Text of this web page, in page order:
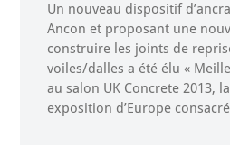
Un nouveau dispositif
Ancon et proposant une
construire les joints de
voiles/dalles a été élu «
au salon UK Concrete 2013,
exposition d’Europe